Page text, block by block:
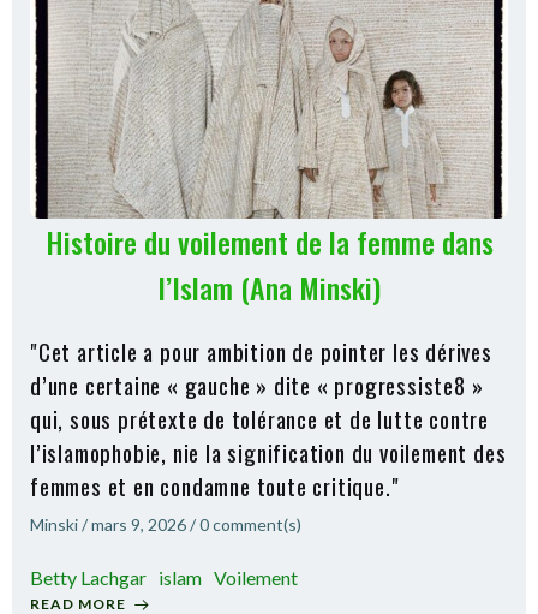
Histoire du voilement de la femme dans
l’Islam (Ana Minski)
"Cet article a pour ambition de pointer les dérives
d’une certaine « gauche » dite « progressiste8 »
qui, sous prétexte de tolérance et de lutte contre
l’islamophobie, nie la signification du voilement des
femmes et en condamne toute critique."
Minski/mars 9, 2026/0comment(s)
Betty Lachgar islam Voilement
READ MORE